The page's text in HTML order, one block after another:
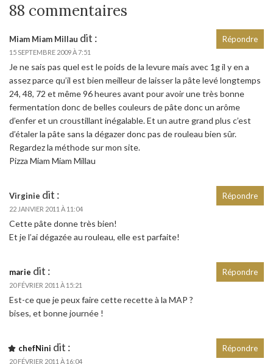
88 commentaires
Miam Miam Millau dit :
15 SEPTEMBRE 2009 À 7:51
Je ne sais pas quel est le poids de la levure mais avec 1g il y en a
assez parce qu’il est bien meilleur de laisser la pâte levé longtemps
24, 48, 72 et même 96 heures avant pour avoir une très bonne
fermentation donc de belles couleurs de pâte donc un arôme
d’enfer et un croustillant inégalable. Et un autre grand plus c’est
d’étaler la pâte sans la dégazer donc pas de rouleau bien sûr.
Regardez la méthode sur mon site.
Pizza Miam Miam Millau
Répondre
Virginie dit :
22 JANVIER 2011 À 11:04
Cette pâte donne très bien!
Et je l’ai dégazée au rouleau, elle est parfaite!
Répondre
marie dit :
20 FÉVRIER 2011 À 15:21
Est-ce que je peux faire cette recette à la MAP ?
bises, et bonne journée !
Répondre
chefNini dit :
20 FÉVRIER 2011 À 16:04
Répondre